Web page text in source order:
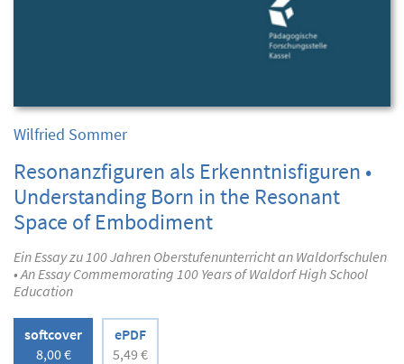
Wilfried Sommer
Resonanzfiguren als Erkenntnisfiguren •
Understanding Born in the Resonant
Space of Embodiment
Ein Essay zu 100 Jahren Oberstufenunterricht an Waldorfschulen
• An Essay Commemorating 100 Years of Waldorf High School
Education
softcover
8,00 €
ePDF
5,49 €